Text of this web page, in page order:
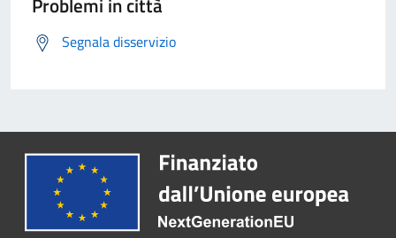
Segnala disservizio